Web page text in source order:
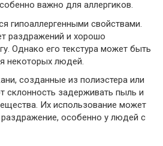
важно для аллергиков.
гипоаллергенными свойствами.
раздражений и хорошо
Однако его текстура может быть
некоторых людей.
созданные из полиэстера или
склонность задерживать пыль и
Их использование может
особенно у людей с